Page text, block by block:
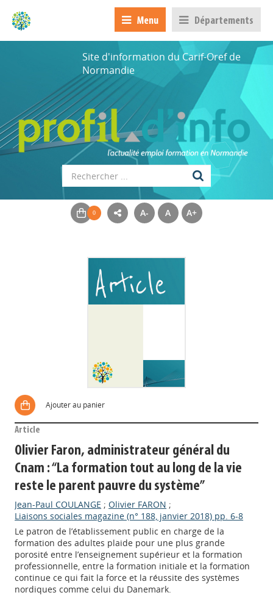
Menu Départements
Site d'information du Carif-Oref de
Normandie
A- A A+
Ajouter au panier
Article
Olivier Faron, administrateur général du
Cnam : “La formation tout au long de la vie
reste le parent pauvre du système”
Jean-Paul COULANGE ;Olivier FARON ;
Liaisons sociales magazine (n° 188, janvier 2018) pp. 6-8
Le patron de l’établissement public en charge de la
formation des adultes plaide pour une plus grande
porosité entre l’enseignement supérieur et la formation
professionnelle, entre la formation initiale et la formation
continue ce qui fait la force et la réussite des systèmes
nordiques comme celui du Danemark.